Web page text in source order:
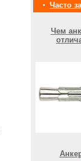
• Часто
Чем